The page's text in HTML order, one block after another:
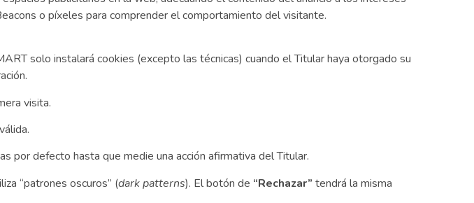
o píxeles para comprender el comportamiento del visitante.
solo instalará cookies (excepto las técnicas) cuando el Titular haya otorgado su
visita.
por defecto hasta que medie una acción afirmativa del Titular.
“patrones oscuros” (dark patterns). El botón de “Rechazar” tendrá la misma